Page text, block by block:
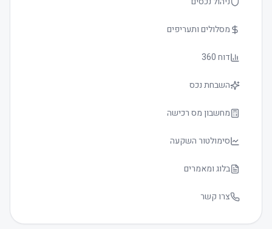
מסלולים ותעריפים
דוח 360
השבחת נכס
מחשבון מס רכישה
סימולטור השקעה
בלוג ומאמרים
צרו קשר